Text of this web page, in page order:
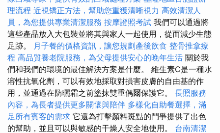
理流程 近視矯正方法，幫助您重獲清晰視力 高效清潔人
員，為您提供專業清潔服務 按摩證照考試 我們可以通過將
這些產品放入大包裝並將其與家人一起使用，從而減少生態
足跡。
月子餐的價格資訊，讓您規劃產後飲食 整骨推拿療
程 高品質養老院服務，為父母提供安心的晚年生活 關於我
們和我們的環境的最佳解決方案是什麼。 維生素C是一種水
溶性抗氧化劑，可以有效地採取對損害皮膚的自由基的作
用，並通過在防曬霜之前塗抹雙重偶爾保護它。 長照服務
內容，為長者提供更多關懷與陪伴 多樣化自助餐選擇，滿
足所有賓客的需求 它還為打擊顏料斑點的鬥爭提供了出色
的幫助，並且可以與敏感的干燥人安全地使用。 台南清潔